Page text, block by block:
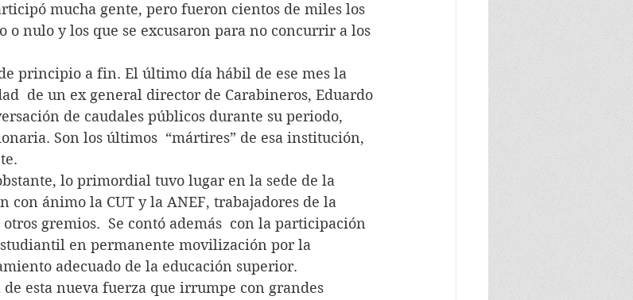
mucha gente, pero fueron cientos de miles los
o nulo y los que se excusaron para no concurrir a los
a fin. El último día hábil de ese mes la
de un ex general director de Carabineros, Eduardo
de caudales públicos durante su periodo,
Son los últimos  “mártires” de esa institución,
lo primordial tuvo lugar en la sede de la
con ánimo la CUT y la ANEF, trabajadores de la
gremios.  Se contó además  con la participación
en permanente movilización por la
adecuado de la educación superior.
nueva fuerza que irrumpe con grandes